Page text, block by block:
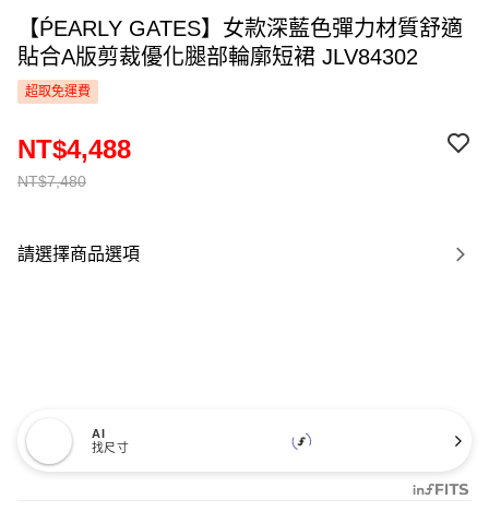
【ṔEARLY GATES】女款深藍色彈力材質舒適
貼合A版剪裁優化腿部輪廓短裙 JLV84302
超取免運費
NT$7,480
NT$4,488
請選擇商品選項
AI
找尺寸